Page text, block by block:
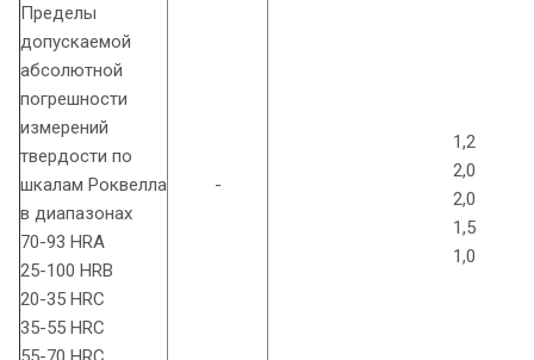
Пределы
допускаемой
абсолютной
погрешности
измерений
твердости по
шкалам Роквелла
в диапазонах
70-93 HRA
25-100 HRB
20-35 HRC
35-55 HRC
-
1,2
2,0
2,0
1,5
1,0